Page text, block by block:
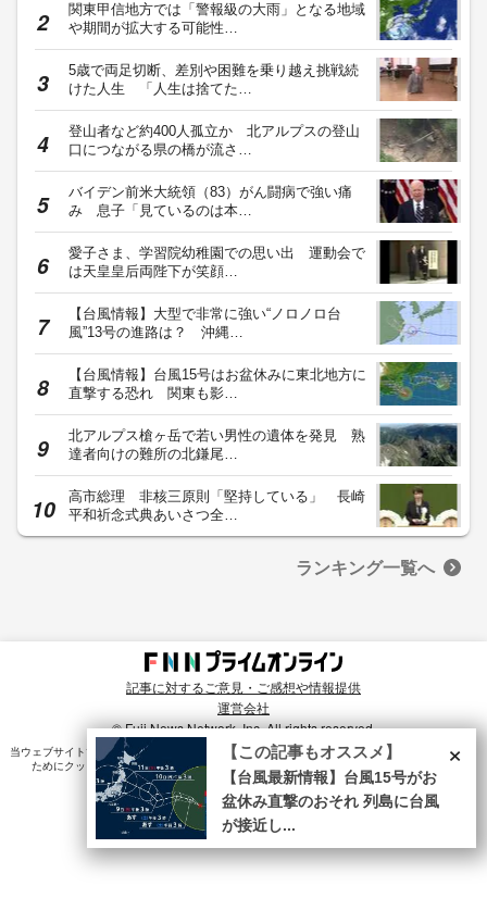
関東甲信地方では「警報級の大雨」となる地域
や期間が拡大する可能性…
5歳で両足切断、差別や困難を乗り越え挑戦続
けた人生 「人生は捨てた…
登山者など約400人孤立か 北アルプスの登山
口につながる県の橋が流さ…
バイデン前米大統領（83）がん闘病で強い痛
み 息子「見ているのは本…
愛子さま、学習院幼稚園での思い出 運動会で
は天皇皇后両陛下が笑顔…
【台風情報】大型で非常に強い“ノロノロ台
風”13号の進路は？ 沖縄…
【台風情報】台風15号はお盆休みに東北地方に
直撃する恐れ 関東も影…
北アルプス槍ヶ岳で若い男性の遺体を発見 熟
達者向けの難所の北鎌尾…
高市総理 非核三原則「堅持している」 長崎
平和祈念式典あいさつ全…
ランキング一覧へ
記事に対するご意見・ご感想や情報提供
運営会社
© Fuji News Network, Inc. All rights reserved.
当ウェブサイトでは、ユーザのニーズ・興味・関⼼に合致したコンテンツや広告配信を提供する
ためにクッキーを使⽤しています。詳細は、
プライバシーポリシー をご確認ください。×
【この記事もオススメ】
【台風最新情報】台風15号がお
盆休み直撃のおそれ 列島に台風
が接近し...